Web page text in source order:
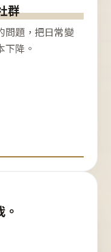
群
問題，把日常變
降。